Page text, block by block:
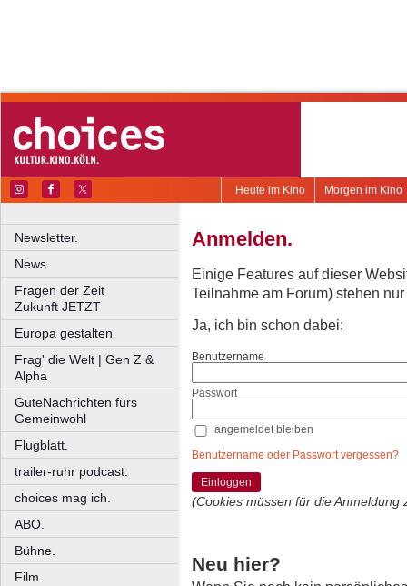
Morgen im Kino
Heute im Kino
Newsletter.
News.
Fragen der Zeit
Zukunft JETZT
Europa gestalten
Frag' die Welt | Gen Z &
Alpha
GuteNachrichten fürs
Gemeinwohl
Flugblatt.
trailer-ruhr podcast.
choices mag ich.
ABO.
Bühne.
Film.
Anmelden.
Einige Features auf dieser
Teilnahme am Forum) stehen
Ja, ich bin schon dabei:
Benutzername
Passwort
angemeldet bleiben
Benutzername oder Passwort vergessen?
Einloggen
(Cookies müssen für die Anmeldung
Neu hier?